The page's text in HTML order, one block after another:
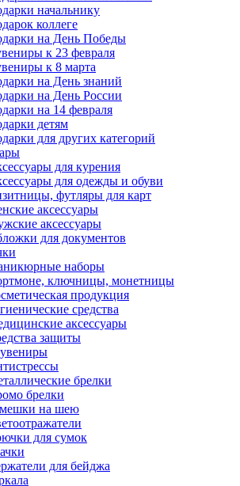
начальнику
коллеге
на День Победы
к 23 февраля
к 8 марта
на День знаний
на День России
на 14 февраля
детям
для других категорий
для курения
для одежды и обуви
футляры для карт
аксессуары
аксессуары
для документов
наборы
ключницы, монетницы
продукция
средства
аксессуары
защиты
брелки
брелки
на шею
для сумок
для бейджа